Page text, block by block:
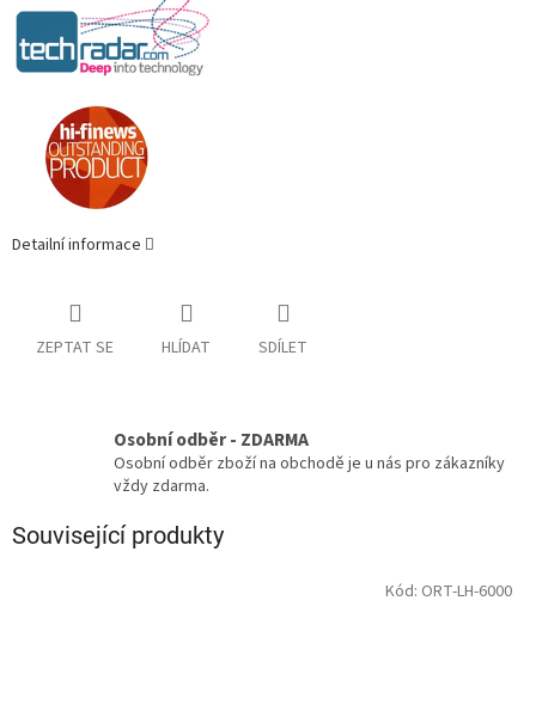
Detailní informace
ZEPTAT SE HLÍDAT SDÍLET
Osobní odběr - ZDARMA
Osobní odběr zboží na obchodě je u nás pro zákazníky
vždy zdarma.
Související produkty
Kód: ORT-LH-6000